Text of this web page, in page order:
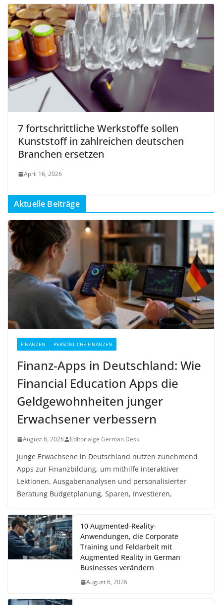
7 fortschrittliche Werkstoffe sollen
Kunststoff in zahlreichen deutschen
Branchen ersetzen
April 16, 2026
Aktuelle Beiträge
FINANZEN PERSÖNLICHE FINANZEN
Finanz-Apps in Deutschland: Wie
Financial Education Apps die
Geldgewohnheiten junger
Erwachsener verbessern
August 6, 2026 Editorialge German Desk
Junge Erwachsene in Deutschland nutzen zunehmend
Apps zur Finanzbildung, um mithilfe interaktiver
Lektionen, Ausgabenanalysen und personalisierter
Beratung Budgetplanung, Sparen, Investieren,
10 Augmented-Reality-
Anwendungen, die Corporate
Training und Feldarbeit mit
Augmented Reality in German
Businesses verändern
August 6, 2026